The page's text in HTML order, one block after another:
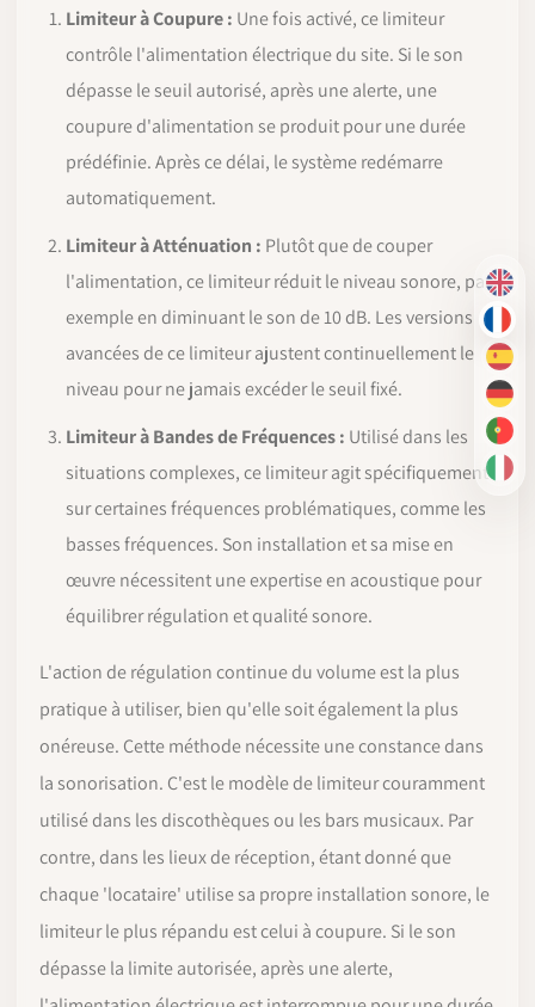
EN
FR
ES
DE
PT-
IT
Limiteur à Coupure : Une fois activé, ce limiteur
contrôle l'alimentation électrique du site. Si le son
dépasse le seuil autorisé, après une alerte, une
coupure d'alimentation se produit pour une durée
prédéfinie. Après ce délai, le système redémarre
automatiquement.
Limiteur à Atténuation : Plutôt que de couper
l'alimentation, ce limiteur réduit le niveau sonore, par
exemple en diminuant le son de 10 dB. Les versions
avancées de ce limiteur ajustent continuellement le
niveau pour ne jamais excéder le seuil fixé.
Limiteur à Bandes de Fréquences : Utilisé dans les
situations complexes, ce limiteur agit spécifiquement
sur certaines fréquences problématiques, comme les
basses fréquences. Son installation et sa mise en
œuvre nécessitent une expertise en acoustique pour
équilibrer régulation et qualité sonore.
L'action de régulation continue du volume est la plus
pratique à utiliser, bien qu'elle soit également la plus
onéreuse. Cette méthode nécessite une constance dans
la sonorisation. C'est le modèle de limiteur couramment
utilisé dans les discothèques ou les bars musicaux. Par
contre, dans les lieux de réception, étant donné que
chaque 'locataire' utilise sa propre installation sonore, le
limiteur le plus répandu est celui à coupure. Si le son
dépasse la limite autorisée, après une alerte,